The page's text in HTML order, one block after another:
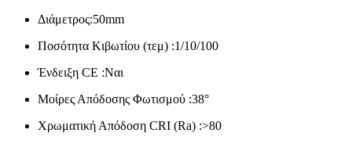
Διάμετρος:50mm
Ποσότητα Κιβωτίου (τεμ) :1/10/100
Ένδειξη CE :Ναι
Μοίρες Απόδοσης Φωτισμού :38°
Χρωματική Απόδοση CRI (Ra) :>80